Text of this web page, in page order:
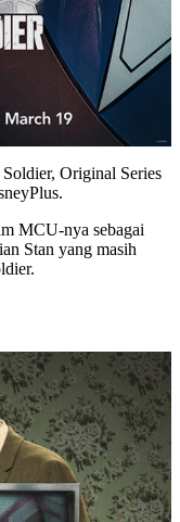
Original Series
MCU-nya sebagai
Stan yang masih